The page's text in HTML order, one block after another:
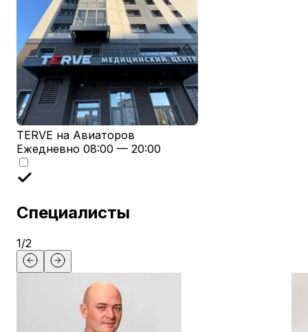
TERVE на Авиаторов
Ежедневно 08:00 — 20:00
Специалисты
1/2